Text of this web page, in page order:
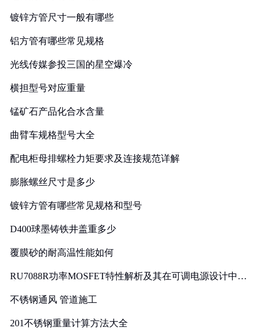
镀锌方管尺寸一般有哪些
铝方管有哪些常见规格
光线传媒参投三国的星空爆冷
横担型号对应重量
锰矿石产品化合水含量
曲臂车规格型号大全
配电柜母排螺栓力矩要求及连接规范详解
膨胀螺丝尺寸是多少
镀锌方管有哪些常见规格和型号
D400球墨铸铁井盖重多少
覆膜砂的耐高温性能如何
RU7088R功率MOSFET特性解析及其在可调电源设计中的
不锈钢通风 管道施工
201不锈钢重量计算方法大全